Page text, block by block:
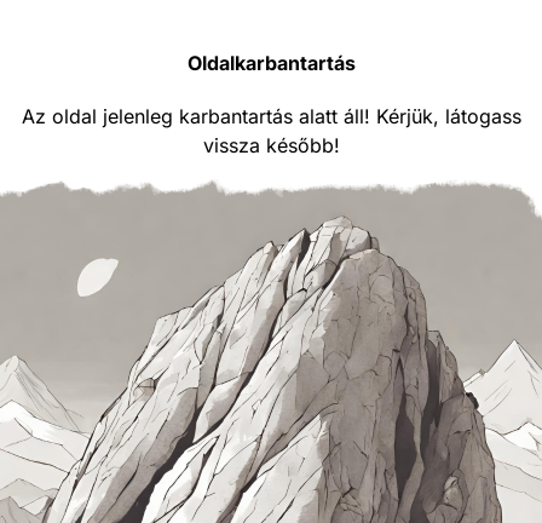
Oldalkarbantartás
Az oldal jelenleg karbantartás alatt áll! Kérjük, látogass
vissza később!